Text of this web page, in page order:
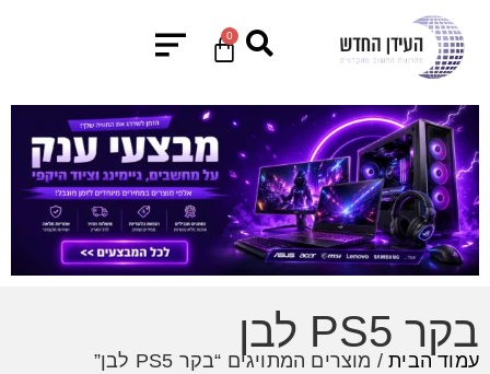
0
בקר PS5 לבן
עמוד הבית/ מוצרים המתויגים “בקר PS5 לבן”